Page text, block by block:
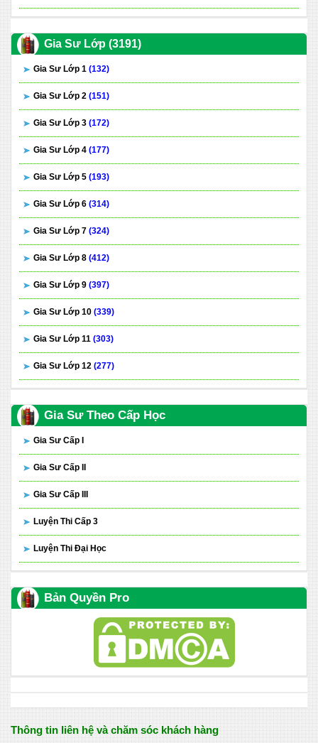
Gia Sư Lớp (3191)
Gia Sư Lớp 1 (132)
Gia Sư Lớp 2 (151)
Gia Sư Lớp 3 (172)
Gia Sư Lớp 4 (177)
Gia Sư Lớp 5 (193)
Gia Sư Lớp 6 (314)
Gia Sư Lớp 7 (324)
Gia Sư Lớp 8 (412)
Gia Sư Lớp 9 (397)
Gia Sư Lớp 10 (339)
Gia Sư Lớp 11 (303)
Gia Sư Lớp 12 (277)
Gia Sư Theo Cấp Học
Gia Sư Cấp I
Gia Sư Cấp II
Gia Sư Cấp III
Luyện Thi Cấp 3
Luyện Thi Đại Học
Bản Quyền Pro
Thông tin liên hệ và chăm sóc khách hàng